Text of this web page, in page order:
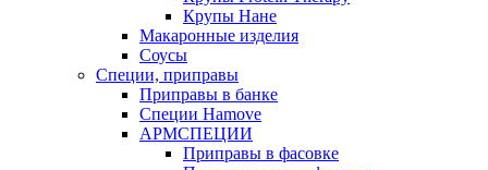
Крупы Нане
Макаронные изделия
Соусы
Специи, приправы
Приправы в банке
Специи Hamove
АРМСПЕЦИИ
Приправы в фасовке